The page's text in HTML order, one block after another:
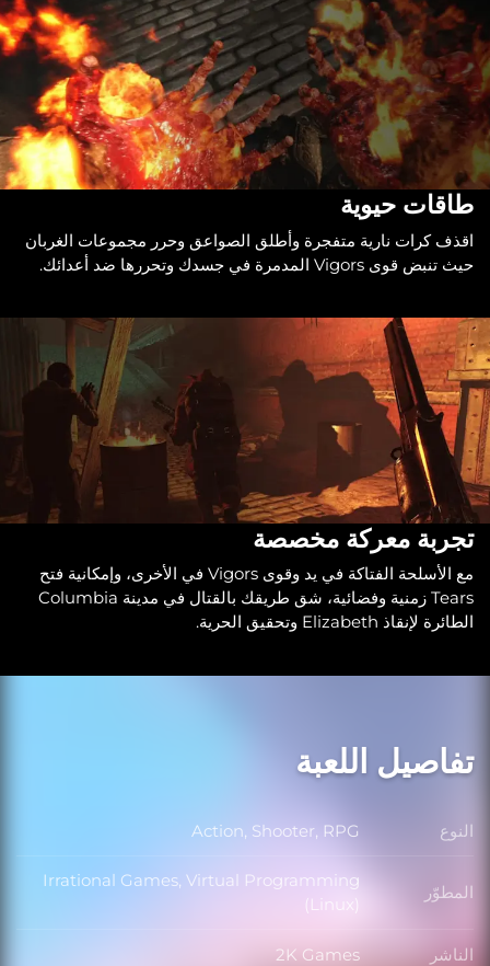
طاقات حيوية
اقذف كرات نارية متفجرة وأطلق الصواعق وحرر مجموعات الغربان
حيث تنبض قوى Vigors المدمرة في جسدك وتحررها ضد أعدائك.
تجربة معركة مخصصة
مع الأسلحة الفتاكة في يد وقوى Vigors في الأخرى، وإمكانية فتح
Tears زمنية وفضائية، شق طريقك بالقتال في مدينة Columbia
الطائرة لإنقاذ Elizabeth وتحقيق الحرية.
تفاصيل اللعبة
النوع النوع
Action, Shooter, RPG
المطوّر المطوّر
Irrational Games, Virtual Programming
(Linux)
الناشر 2K Games